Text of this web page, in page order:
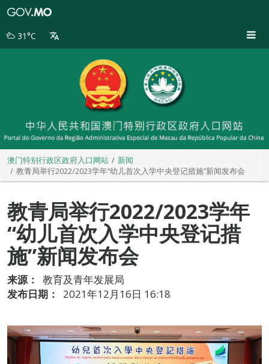
别
31°C
澳门特别行政区政府入口网站
新闻
教青局举行2022/2023学年“幼儿首次入学中央登记措施”新闻发布会
教青局举行2022/2023学年
“幼儿首次入学中央登记措
施”新闻发布会
来源：
教育及青年发展局
发布日期：
2021年12月16日 16:18